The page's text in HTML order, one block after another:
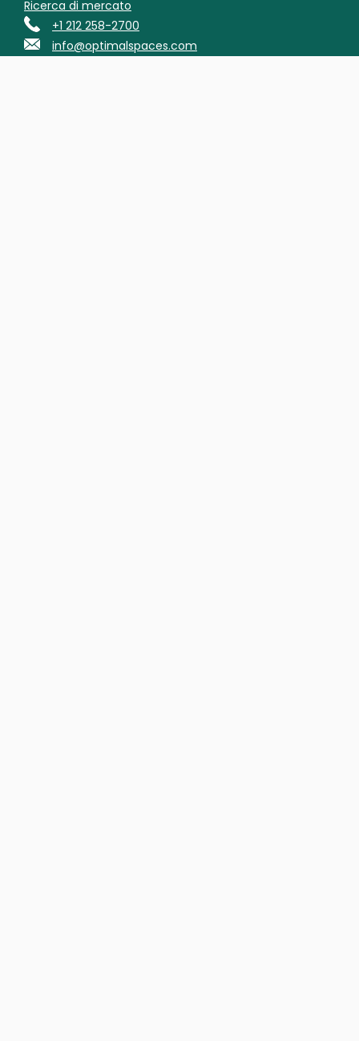
Ricerca di mercato
+1 212 258-2700
info@optimalspaces.com